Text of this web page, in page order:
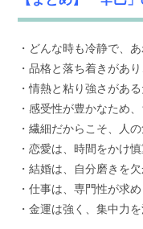
・どんな時も冷静で、
・品格と落ち着きがあ
・情熱と粘り強さがあ
・感受性が豊かなため
・繊細だからこそ、人
・恋愛は、時間をかけ
・結婚は、自分磨きを
・仕事は、専門性が求
・金運は強く、集中力